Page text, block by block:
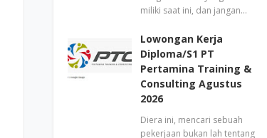
miliki saat ini, dan jangan…
Lowongan Kerja
Diploma/S1 PT
Pertamina Training &
Consulting Agustus
2026
Diera ini, mencari sebuah
pekerjaan bukan lah tentang